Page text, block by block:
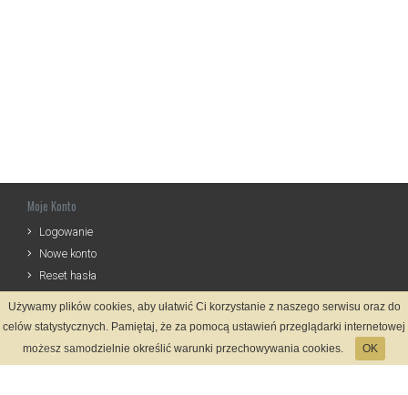
Moje Konto
Logowanie
Nowe konto
Reset hasła
Informacje
Regulamin
Używamy plików cookies, aby ułatwić Ci korzystanie z naszego serwisu oraz do
celów statystycznych. Pamiętaj, że za pomocą ustawień przeglądarki internetowej
możesz samodzielnie określić warunki przechowywania cookies.
OK